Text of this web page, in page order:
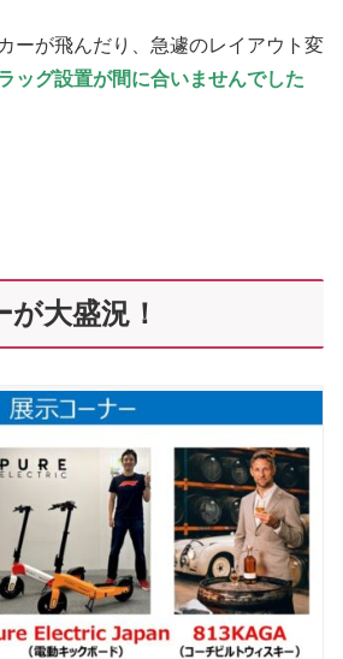
ーが飛んだり、急遽のレイアウト変
ッグ設置が間に合いませんでした
大盛況！